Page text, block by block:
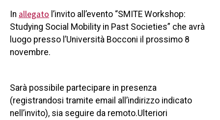
In allegato l’invito all’evento “SMITE Workshop:
Studying Social Mobility in Past Societies” che avrà
luogo presso l’Università Bocconi il prossimo 8
novembre.
Sarà possibile partecipare in presenza
(registrandosi tramite email all’indirizzo indicato
nell’invito), sia seguire da remoto.Ulteriori